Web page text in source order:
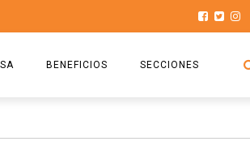
BENEFICIOS SECCIONES